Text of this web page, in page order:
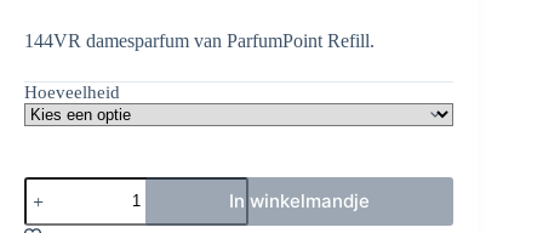
tot
€ 17,90
144VR damesparfum van ParfumPoint Refill.
Hoeveelheid
144VR
Damesparfum
-
In winkelmandje